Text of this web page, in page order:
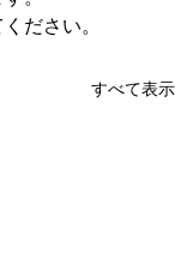
ださい。
すべて表示